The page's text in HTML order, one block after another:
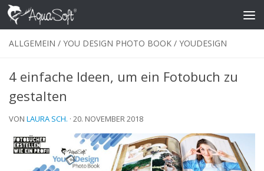
Skip to content
ALLGEMEIN / YOU DESIGN PHOTO BOOK / YOUDESIGN
4 einfache Ideen, um ein Fotobuch zu
gestalten
VON LAURA SCH. · 20. NOVEMBER 2018